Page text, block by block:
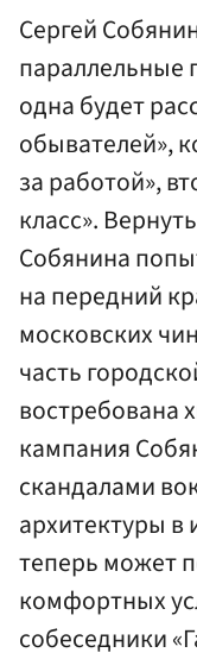
Сергей
одна будет
обывателей»,
за работой»,
класс».
Собянина
на передний
московских
часть
востребована
кампания
скандалами
архитектуры в
теперь может
комфортных
собеседники